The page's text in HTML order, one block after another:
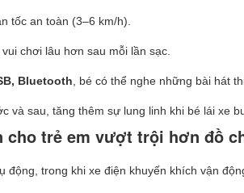
tốc an toàn (3–6 km/h).
vui chơi lâu hơn sau mỗi lần sạc.
Bluetooth , bé có thể nghe những bài hát
và sau, tăng thêm sự lung linh khi bé lái xe
cho trẻ em vượt trội hơn đồ
động, trong khi xe điện khuyến khích vận